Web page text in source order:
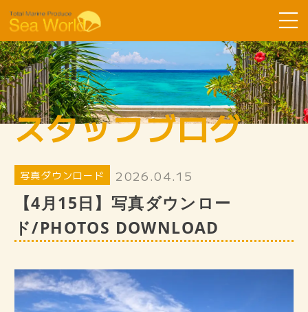
Sea Worldについて
コース紹介
ツアーの流れ
お客様の声
SDGsへ取り組み
スタッフ紹介
スタッフブログ
スタッフブログ
写真ダウンロード 2026.04.15
【4月15日】写真ダウンロー
ド/PHOTOS DOWNLOAD